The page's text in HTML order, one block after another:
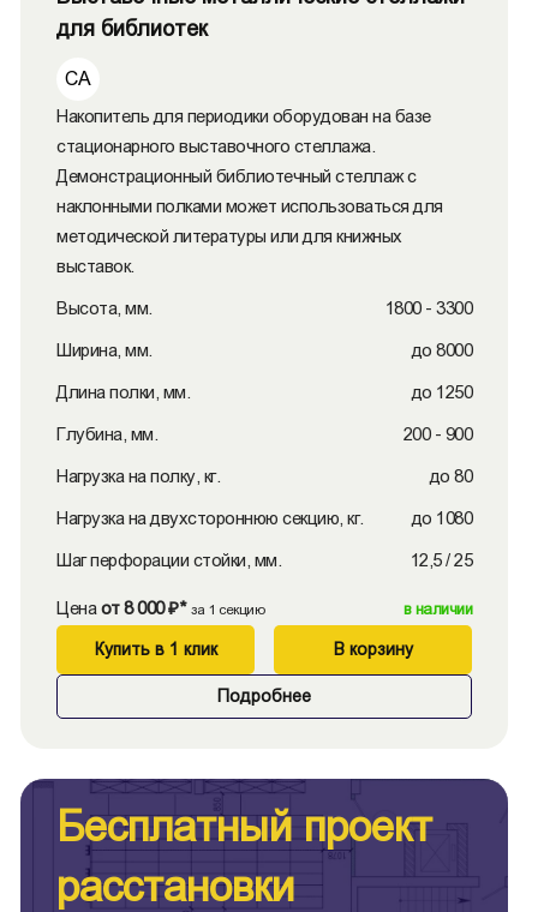
для библиотек
СА
Накопитель для периодики оборудован на базе
стационарного выставочного стеллажа.
Демонстрационный библиотечный стеллаж с
наклонными полками может использоваться для
методической литературы или для книжных
выставок.
Высота, мм. 1800 - 3300
Ширина, мм. до 8000
Длина полки, мм. до 1250
Глубина, мм. 200 - 900
Нагрузка на полку, кг. до 80
Нагрузка на двухстороннюю секцию, кг. до 1080
Шаг перфорации стойки, мм. 12,5 / 25
Цена от 8 000 ₽* за 1 секцию в наличии
Купить в 1 клик В корзину
Подробнее
Бесплатный проект
расстановки